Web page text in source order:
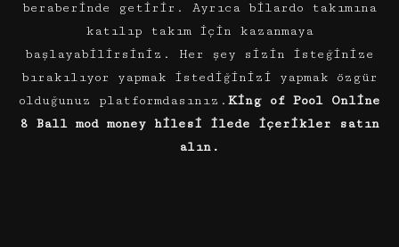
beraberinde getirir. Ayrıca bilardo takımına
katılıp takım için kazanmaya
başlayabilirsiniz. Her şey sizin isteğinize
bırakılıyor yapmak istediğinizi yapmak özgür
olduğunuz platformdasınız. King of Pool Online
8 Ball mod money hilesi ilede içerikler satın
alın.